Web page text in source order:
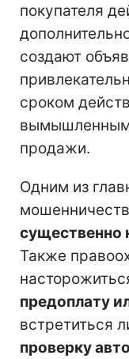
покупателя
создают
сроком
продажи.
Одним из
существенно
Также
предоплату
встретиться
проверку